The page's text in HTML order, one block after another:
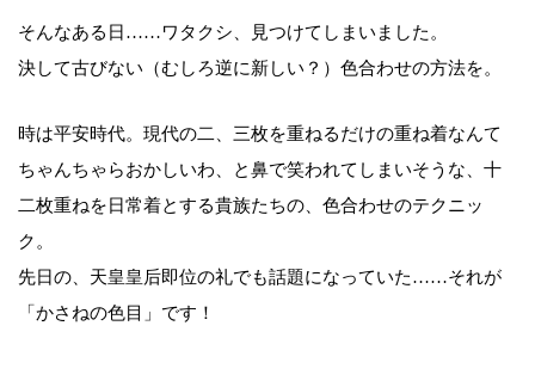
そんなある日……ワタクシ、見つけてしまいました。
決して古びない（むしろ逆に新しい？）色合わせの方法を。
時は平安時代。現代の二、三枚を重ねるだけの重ね着なんて
ちゃんちゃらおかしいわ、と鼻で笑われてしまいそうな、十
二枚重ねを日常着とする貴族たちの、色合わせのテクニッ
ク。
先日の、天皇皇后即位の礼でも話題になっていた……それが
「かさねの色目」です！